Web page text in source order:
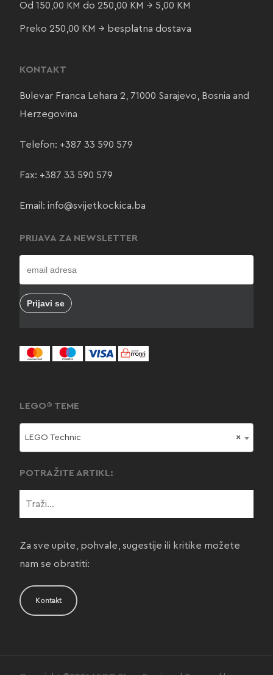
Od 150,00 KM do 250,00 KM → 5,00 KM
Preko 250,00 KM → besplatna dostava
KONTAKT
Bulevar Franca Lehara 2, 71000 Sarajevo, Bosnia and
Herzegovina
Telefon: +387 33 590 579
Fax: +387 33 590 579
Email: info@svijetkockica.ba
PRIJAVA ZA NEWSLETTER
LEGO® TEME
×
LEGO Technic
POTRAŽITE ARTIKL:
Za sve upite, pohvale, sugestije ili kritike možete
nam se obratiti:
Kontakt